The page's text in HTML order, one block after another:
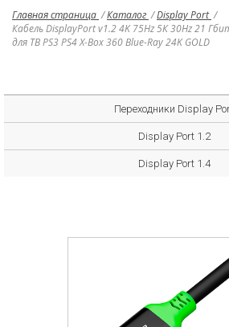
Главная страница /Каталог /Display Port /
Кабель DisplayPort v1.2 4K 75Hz 5К 30Hz 21
для ТВ PS3 PS4 X-Box 360 Blue-Ray 24K GOLD
Переходники Display
Display Port 1.2
Display Port 1.4